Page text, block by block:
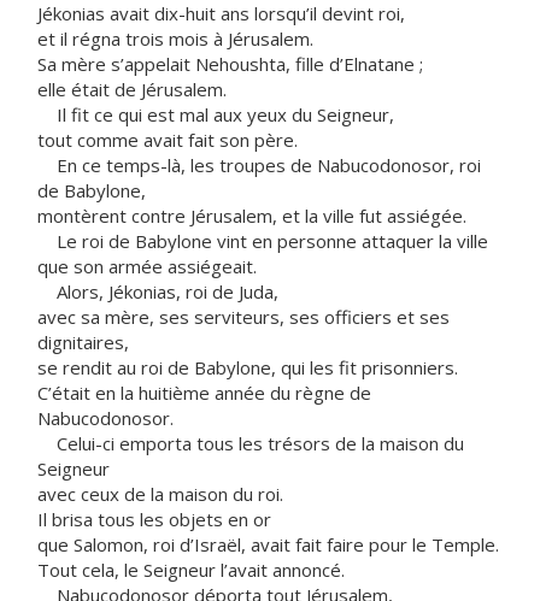
Jékonias avait dix-huit ans lorsqu’il devint roi,
et il régna trois mois à Jérusalem.
Sa mère s’appelait Nehoushta, fille d’Elnatane ;
elle était de Jérusalem.
Il fit ce qui est mal aux yeux du Seigneur,
tout comme avait fait son père.
En ce temps-là, les troupes de Nabucodonosor, roi
de Babylone,
montèrent contre Jérusalem, et la ville fut assiégée.
Le roi de Babylone vint en personne attaquer la ville
que son armée assiégeait.
Alors, Jékonias, roi de Juda,
avec sa mère, ses serviteurs, ses officiers et ses
dignitaires,
se rendit au roi de Babylone, qui les fit prisonniers.
C’était en la huitième année du règne de
Nabucodonosor.
Celui-ci emporta tous les trésors de la maison du
Seigneur
avec ceux de la maison du roi.
Il brisa tous les objets en or
que Salomon, roi d’Israël, avait fait faire pour le Temple.
Tout cela, le Seigneur l’avait annoncé.
Nabucodonosor déporta tout Jérusalem,